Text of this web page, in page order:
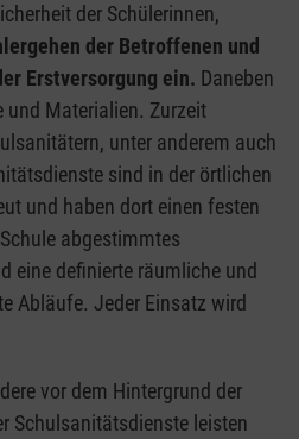
der Schülerinnen,
der Betroffenen und
Erstversorgung ein. Daneben
und Materialien. Zurzeit
unter anderem auch
sind in der örtlichen
und haben dort einen festen
abgestimmtes
eine definierte räumliche und
Abläufe. Jeder Einsatz wird
vor dem Hintergrund der
Schulsanitätsdienste leisten